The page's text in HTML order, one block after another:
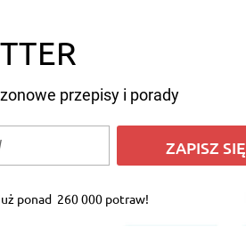
przepisy i porady
ZAPISZ SIĘ
ponad 260 000 potraw!